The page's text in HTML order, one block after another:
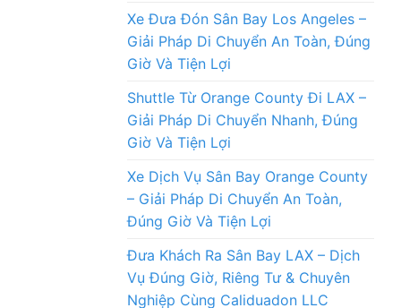
Xe Đưa Đón Sân Bay Los Angeles –
Giải Pháp Di Chuyển An Toàn, Đúng
Giờ Và Tiện Lợi
Shuttle Từ Orange County Đi LAX –
Giải Pháp Di Chuyển Nhanh, Đúng
Giờ Và Tiện Lợi
Xe Dịch Vụ Sân Bay Orange County
– Giải Pháp Di Chuyển An Toàn,
Đúng Giờ Và Tiện Lợi
Đưa Khách Ra Sân Bay LAX – Dịch
Vụ Đúng Giờ, Riêng Tư & Chuyên
Nghiệp Cùng Caliduadon LLC